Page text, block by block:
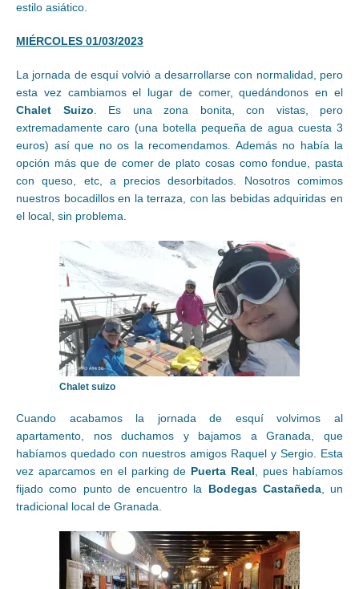
estilo asiático.
MIÉRCOLES 01/03/2023
La jornada de esquí volvió a desarrollarse con normalidad, pero
esta vez cambiamos el lugar de comer, quedándonos en el
Chalet Suizo. Es una zona bonita, con vistas, pero
extremadamente caro (una botella pequeña de agua cuesta 3
euros) así que no os la recomendamos. Además no había la
opción más que de comer de plato cosas como fondue, pasta
con queso, etc, a precios desorbitados. Nosotros comimos
nuestros bocadillos en la terraza, con las bebidas adquiridas en
el local, sin problema.
Chalet suizo
Cuando acabamos la jornada de esquí volvimos al
apartamento, nos duchamos y bajamos a Granada, que
habíamos quedado con nuestros amigos Raquel y Sergio. Esta
vez aparcamos en el parking de Puerta Real, pues habíamos
fijado como punto de encuentro la Bodegas Castañeda, un
tradicional local de Granada.